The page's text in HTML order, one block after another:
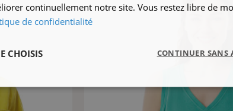
continuellement notre site. Vous restez libre de
de confidentialité
CONTINUER SANS
CHOISIS